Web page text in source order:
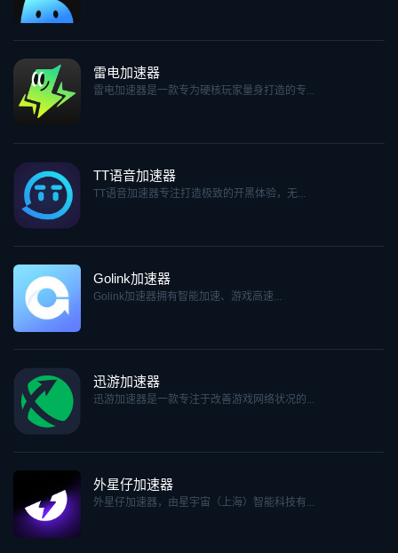
雷电加速器
雷电加速器是一款专为硬核玩家量身打造的专...
TT语音加速器
TT语音加速器专注打造极致的开黑体验，无...
Golink加速器
Golink加速器拥有智能加速、游戏高速...
迅游加速器
迅游加速器是一款专注于改善游戏网络状况的...
外星仔加速器
外星仔加速器，由星宇宙（上海）智能科技有...